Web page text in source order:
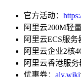
官方活动：
阿里云200M轻
阿里云ECS服
阿里云企业2核
阿里云香港服
优惠券： aly.wiki